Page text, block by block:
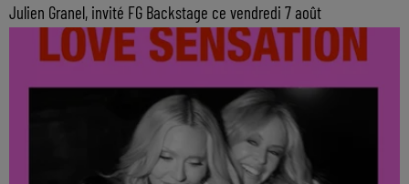
Julien Granel, invité FG Backstage ce vendredi 7 août